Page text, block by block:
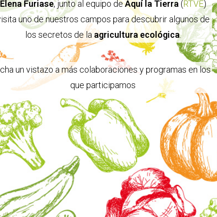
Elena Furiase, junto al equipo deAquí la Tierra (RTVE)
uno de nuestros campos para descubrir algunos de
los secretos de laagricultura ecológica.
un vistazo a más colaboraciones y programas en los
que participamos